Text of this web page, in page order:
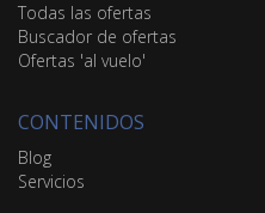
Todas las ofertas
Buscador de ofertas
Ofertas 'al vuelo'
CONTENIDOS
Blog
Servicios